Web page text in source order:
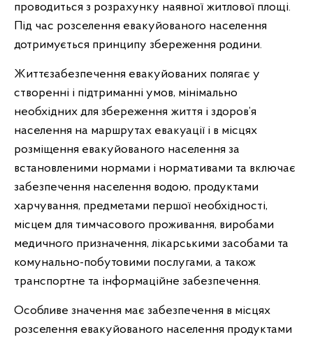
проводиться з розрахунку наявної житлової площі.
Під час розселення евакуйованого населення
дотримується принципу збереження родини.
Життєзабезпечення евакуйованих полягає у
створенні і підтриманні умов, мінімально
необхідних для збереження життя і здоров’я
населення на маршрутах евакуації і в місцях
розміщення евакуйованого населення за
встановленими нормами і нормативами та включає
забезпечення населення водою, продуктами
харчування, предметами першої необхідності,
місцем для тимчасового проживання, виробами
медичного призначення, лікарськими засобами та
комунально-побутовими послугами, а також
транспортне та інформаційне забезпечення.
Особливе значення має забезпечення в місцях
розселення евакуйованого населення продуктами